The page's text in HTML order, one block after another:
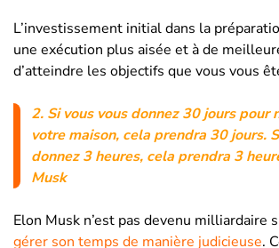
L’investissement initial dans la
une exécution plus aisée et à de
d’atteindre les objectifs que vous vous
2. Si vous vous donnez 30 jours pour
votre maison, cela prendra 30 jours.
donnez 3 heures, cela prendra 3
Musk
Elon Musk n’est pas devenu milliardaire
gérer son temps de manière judicieuse.